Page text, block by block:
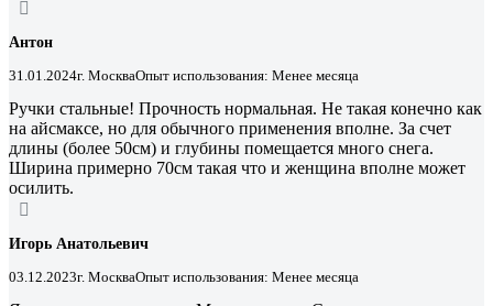
Антон
31.01.2024г. МоскваОпыт использования: Менее месяца
Ручки стальные! Прочность нормальная. Не такая конечно как
на айсмаксе, но для обычного применения вполне. За счет
длины (более 50см) и глубины помещается много снега.
Ширина примерно 70см такая что и женщина вполне может
осилить.
Игорь Анатольевич
03.12.2023г. МоскваОпыт использования: Менее месяца